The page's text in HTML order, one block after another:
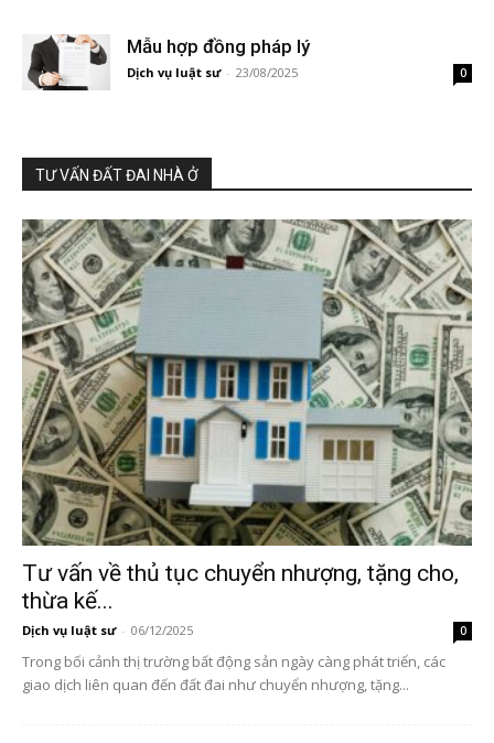
Mẫu hợp đồng pháp lý
Dịch vụ luật sư - 23/08/2025 0
TƯ VẤN ĐẤT ĐAI NHÀ Ở
Tư vấn về thủ tục chuyển nhượng, tặng cho,
thừa kế...
Dịch vụ luật sư - 06/12/2025 0
Trong bối cảnh thị trường bất động sản ngày càng phát triển, các
giao dịch liên quan đến đất đai như chuyển nhượng, tặng...